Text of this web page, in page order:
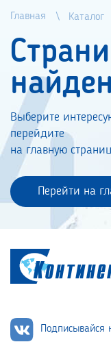
Главная Каталог
Выберите
перейдите
на главную
Перейти на
Подписывайся